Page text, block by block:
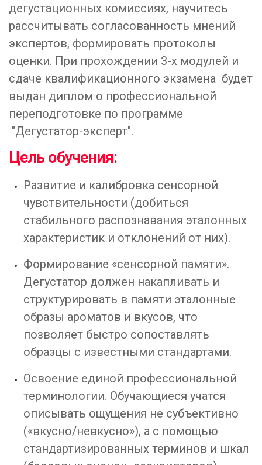
дегустационных комиссиях, научитесь
рассчитывать согласованность мнений
экспертов, формировать протоколы
оценки. При прохождении 3-х модулей и
сдаче квалификационного экзамена будет
выдан диплом о профессиональной
переподготовке по программе
"Дегустатор-эксперт".
Цель обучения:
Развитие и калибровка сенсорной
чувствительности (добиться
стабильного распознавания эталонных
характеристик и отклонений от них).
Формирование «сенсорной памяти».
Дегустатор должен накапливать и
структурировать в памяти эталонные
образы ароматов и вкусов, что
позволяет быстро сопоставлять
образцы с известными стандартами.
Освоение единой профессиональной
терминологии. Обучающиеся учатся
описывать ощущения не субъективно
(«вкусно/невкусно»), а с помощью
стандартизированных терминов и шкал